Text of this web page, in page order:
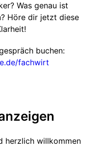
Was genau ist
Höre dir jetzt diese
buchen:
fachwirt
herzlich willkommen